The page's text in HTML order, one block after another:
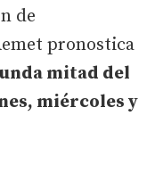
de
pronostica
mitad del
miércoles y